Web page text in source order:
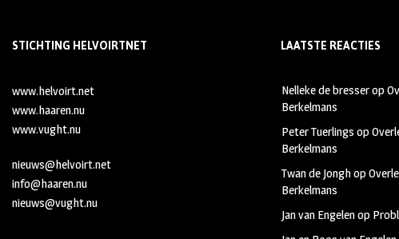
STICHTING HELVOIRTNET
www.helvoirt.net
www.haaren.nu
www.vught.nu
nieuws@helvoirt.net
info@haaren.nu
nieuws@vught.nu
LAATSTE REACTIES
Nelleke de bresserop
Berkelmans
Peter Tuerlings op
Berkelmans
Twan de Jonghop
Berkelmans
Jan van Engelenop